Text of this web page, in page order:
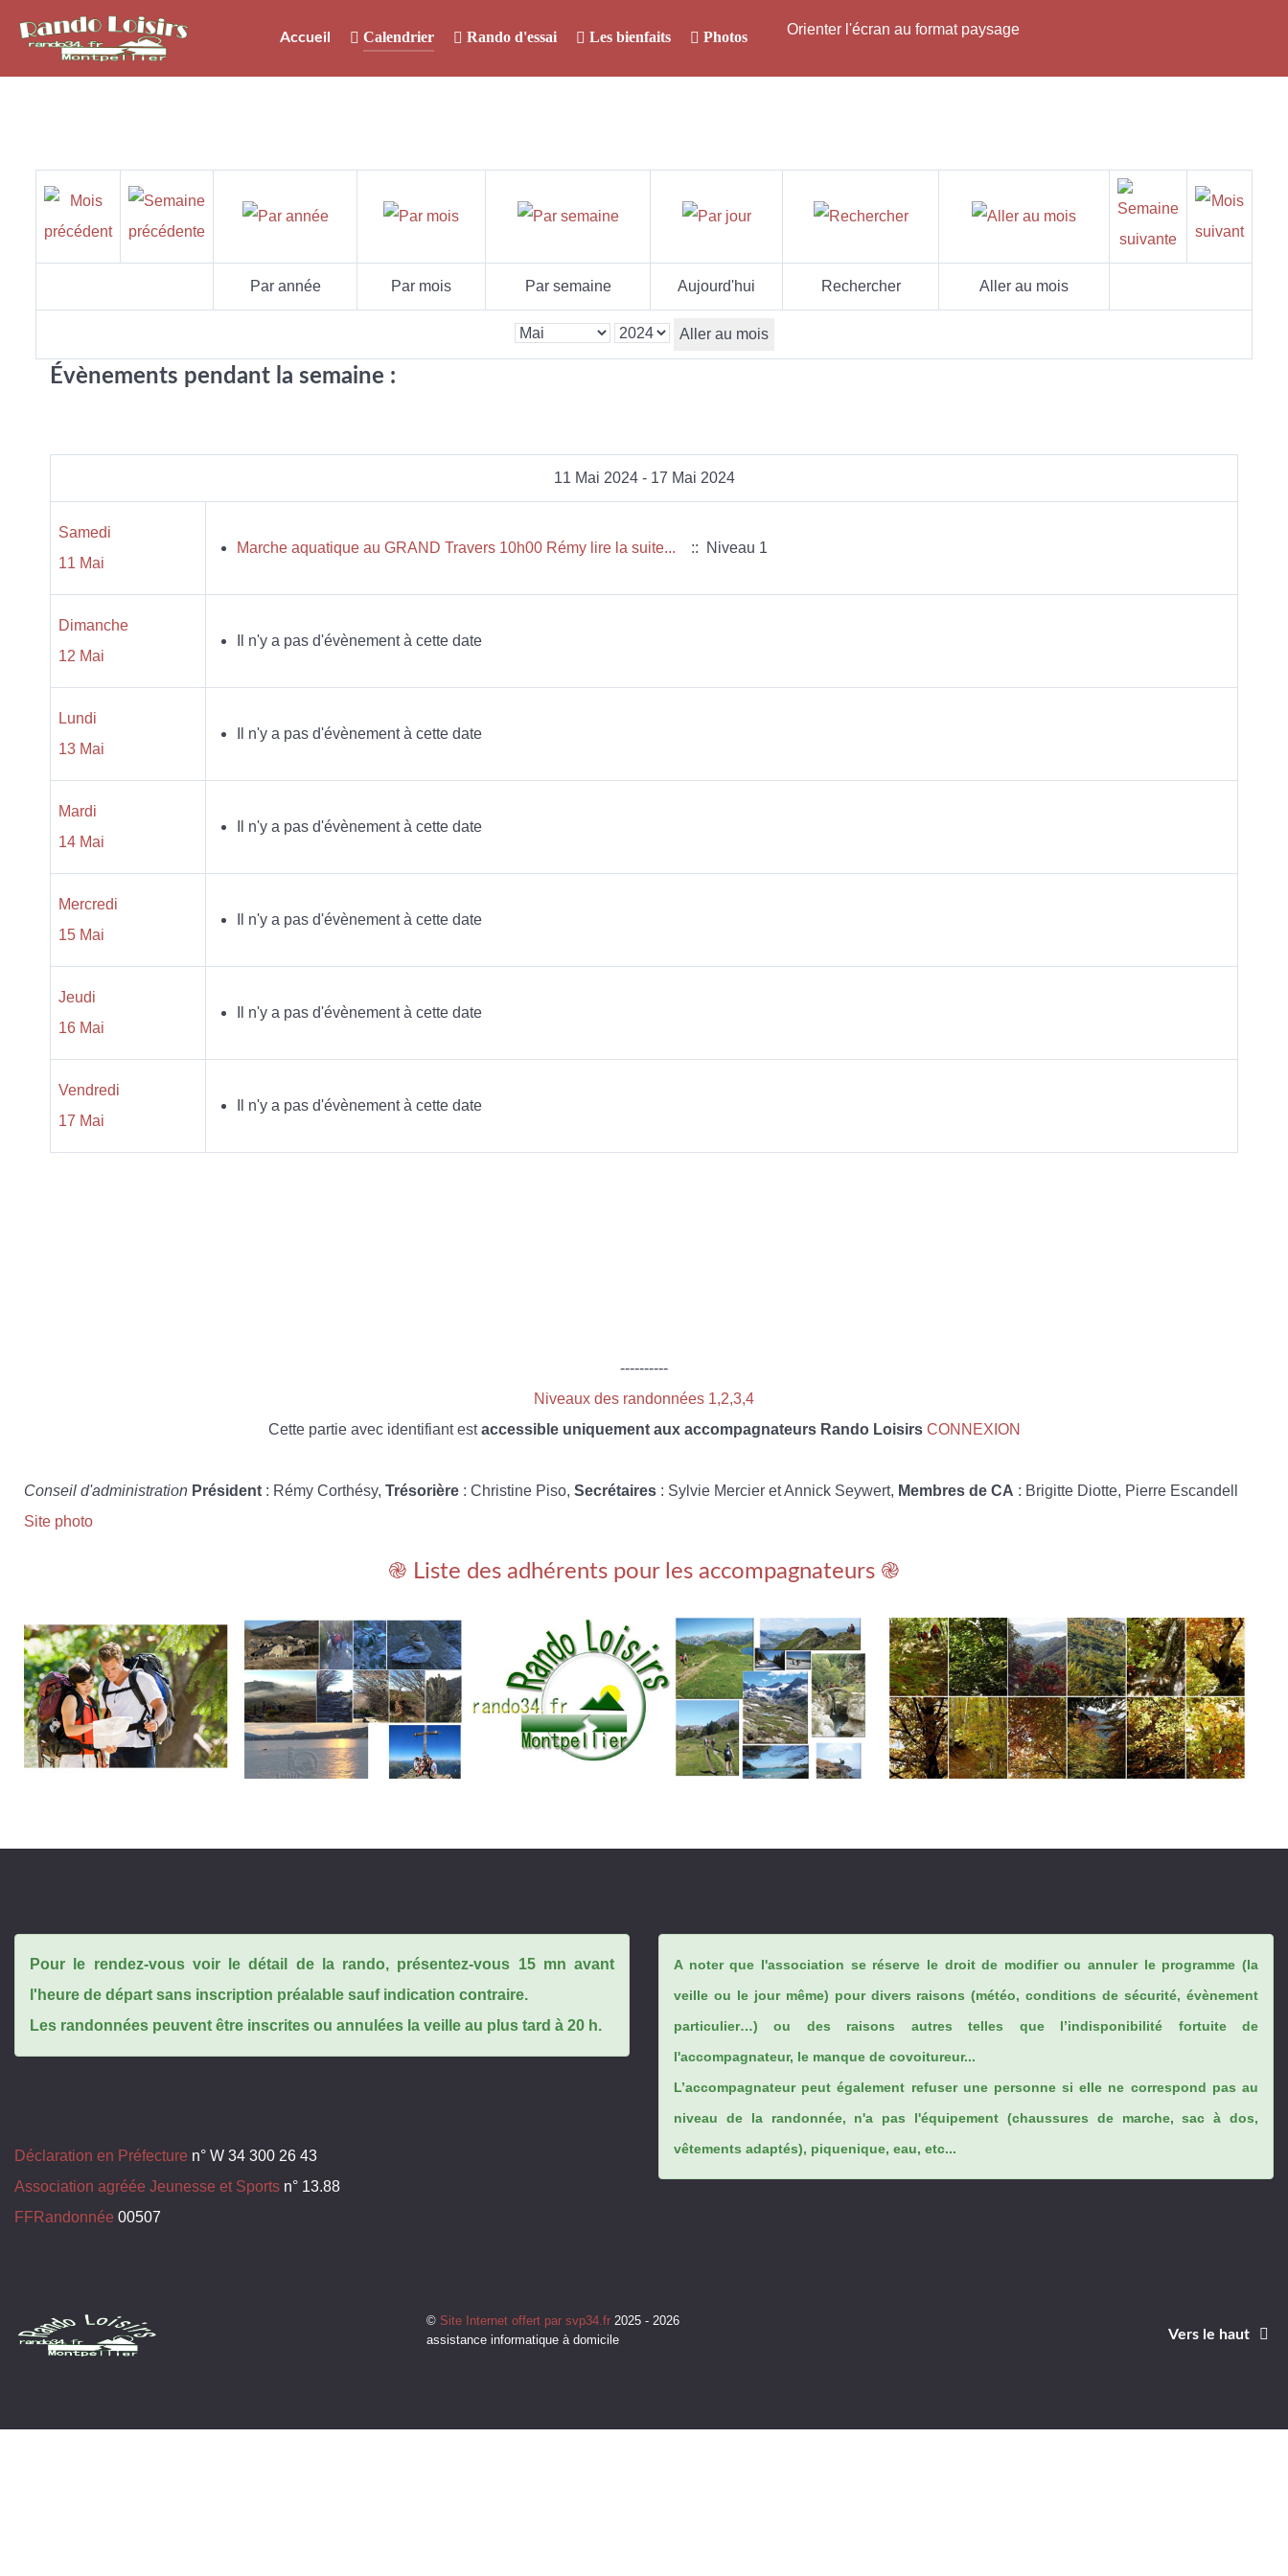
Accueil Calendrier Rando d'essai Les bienfaits Photos Orienter l'écran au format paysage
Par année Par mois Par semaine Aujourd'hui Rechercher Aller au mois
Aller au mois
Évènements pendant la semaine :
11 Mai 2024 - 17 Mai 2024
Samedi
11 Mai
Marche aquatique au GRAND Travers 10h00 Rémy lire la suite... :: Niveau 1
Dimanche
12 Mai
Il n'y a pas d'évènement à cette date
Lundi
13 Mai
Il n'y a pas d'évènement à cette date
Mardi
14 Mai
Il n'y a pas d'évènement à cette date
Mercredi
15 Mai
Il n'y a pas d'évènement à cette date
Jeudi
16 Mai
Il n'y a pas d'évènement à cette date
Vendredi
17 Mai
Il n'y a pas d'évènement à cette date
----------
Niveaux des randonnées 1,2,3,4
Cette partie avec identifiant estaccessible uniquement aux accompagnateurs Rando Loisirs CONNEXION
Conseil d'administration Président : Rémy Corthésy, Trésorière : Christine Piso, Secrétaires : Sylvie Mercier et Annick Seywert, Membres de CA : Brigitte Diotte, Pierre Escandell
Site photo
֎ Liste des adhérents pour les accompagnateurs ֎
Pour le rendez-vous voir le détail de la rando, présentez-vous 15 mn avant
l'heure de départ sans inscription préalable sauf indication contraire.
Les randonnées peuvent être inscrites ou annulées la veille au plus tard à 20 h.
Déclaration en Préfecture n° W 34 300 26 43
Association agréée Jeunesse et Sports n° 13.88
FFRandonnée 00507
A noter que l'association se réserve le droit de modifier ou annuler le programme (la
veille ou le jour même) pour divers raisons (météo, conditions de sécurité, évènement
particulier…) ou des raisons autres telles que l’indisponibilité fortuite de
l'accompagnateur, le manque de covoitureur...
L’accompagnateur peut également refuser une personne si elle ne correspond pas au
niveau de la randonnée, n'a pas l'équipement (chaussures de marche, sac à dos,
vêtements adaptés), piquenique, eau, etc...
© Site Internet offert par svp34.fr2025 - 2026
assistance informatique à domicile
Vers le haut